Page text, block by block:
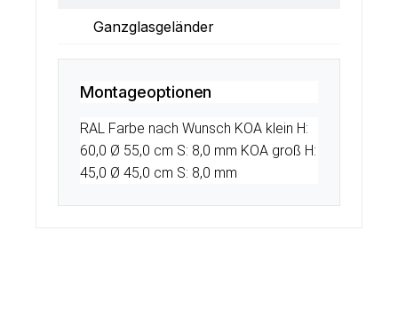
Ganzglasgeländer
Montageoptionen
RAL Farbe nach Wunsch KOA klein H:
60,0 Ø 55,0 cm S: 8,0 mm KOA groß H:
45,0 Ø 45,0 cm S: 8,0 mm